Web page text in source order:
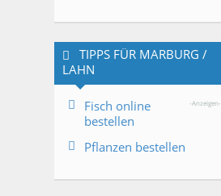
TIPPS FÜR MARBURG /
LAHN
-Anzeigen-
Fisch online
bestellen
Pflanzen bestellen